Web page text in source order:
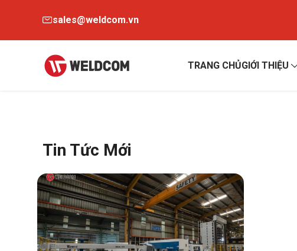
sales@weldcom.vn
TRANG CHỦGIỚI THIỆU
Tin Tức Mới